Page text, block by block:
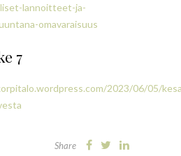
lannoitteet-ja-
omavaraisuus
7
2023/06/05/
Share